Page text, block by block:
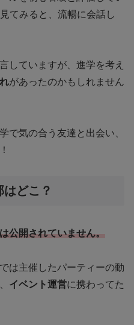
てみると、流暢に会話し
していますが、進学を考え
があったのかもしれません
で気の合う友達と出会い、
どこ？
公開されていません。
は主催したパーティーの動
イベント運営に携わってた